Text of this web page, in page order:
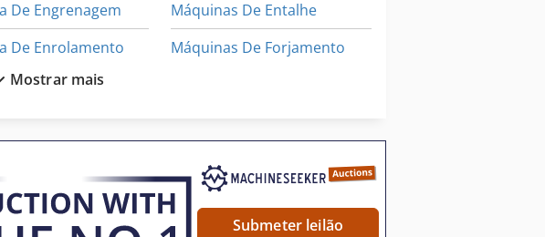
De Engrenagem
De Enrolamento
De Fabricação De
De Moedura
Máquinas De Entalhe
Máquinas De Forjamento
Mostrar mais
Submeter leilão